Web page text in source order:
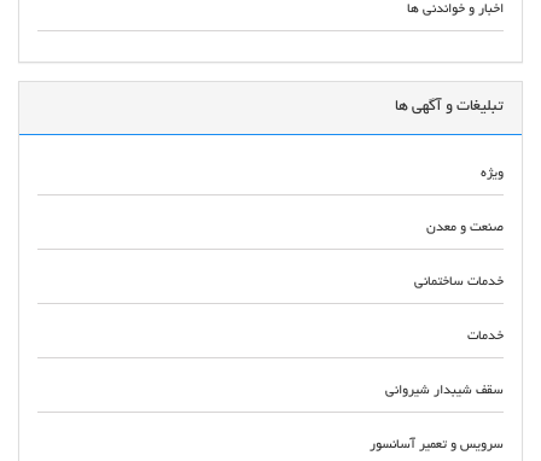
اخبار و خواندنی ها
تبلیغات و آگهی ها
ویژه
صنعت و معدن
خدمات ساختمانی
خدمات
سقف شیبدار شیروانی
سرویس و تعمیر آسانسور